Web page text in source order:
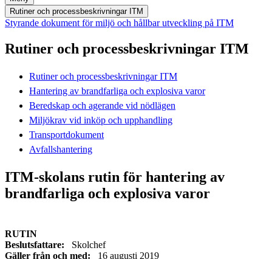
Rutiner och processbeskrivningar ITM
Styrande dokument för miljö och hållbar utveckling på ITM
Rutiner och processbeskrivningar ITM
Rutiner och processbeskrivningar ITM
Hantering av brandfarliga och explosiva varor
Beredskap och agerande vid nödlägen
Miljökrav vid inköp och upphandling
Transportdokument
Avfallshantering
ITM-skolans rutin för hantering av
brandfarliga och explosiva varor
RUTIN
Beslutsfattare:
Skolchef
Gäller från och med:
16 augusti 2019